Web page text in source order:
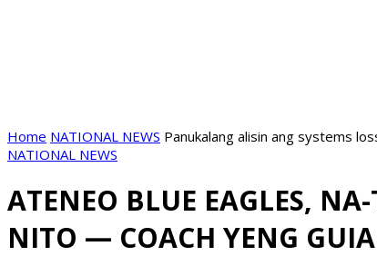
Home NATIONAL NEWS Panukalang alisin ang systems
NATIONAL NEWS
ATENEO BLUE EAGLES,
NITO — COACH YENG